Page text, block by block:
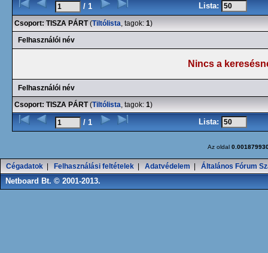
/ 1 Lista:
Csoport: TISZA PÁRT(Tiltólista, tagok: 1)
Felhasználói név
Nincs a
Felhasználói név
Csoport: TISZA PÁRT(Tiltólista, tagok: 1)
/ 1 Lista:
Az oldal
Cégadatok Felhasználási feltételek Adatvédelem Általános Fórum
Netboard Bt. © 2001-2013.